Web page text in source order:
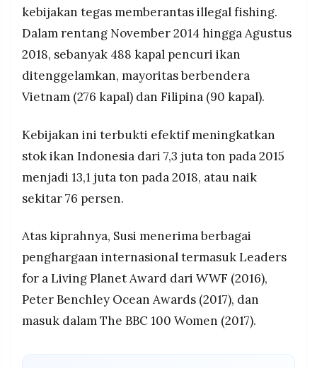
kebijakan tegas memberantas illegal fishing.
Dalam rentang November 2014 hingga Agustus
2018, sebanyak 488 kapal pencuri ikan
ditenggelamkan, mayoritas berbendera
Vietnam (276 kapal) dan Filipina (90 kapal).
Kebijakan ini terbukti efektif meningkatkan
stok ikan Indonesia dari 7,3 juta ton pada 2015
menjadi 13,1 juta ton pada 2018, atau naik
sekitar 76 persen.
Atas kiprahnya, Susi menerima berbagai
penghargaan internasional termasuk Leaders
for a Living Planet Award dari WWF (2016),
Peter Benchley Ocean Awards (2017), dan
masuk dalam The BBC 100 Women (2017).